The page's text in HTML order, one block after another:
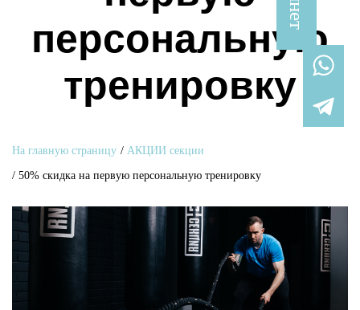
персональную
тренировку
На главную страницу / АКЦИИ секции
/ 50% скидка на первую персональную тренировку